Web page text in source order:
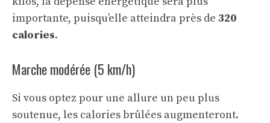
importante, puisqu’elle atteindra près de 320
calories.
Marche modérée (5 km/h)
Si vous optez pour une allure un peu plus
soutenue, les calories brûlées augmenteront.